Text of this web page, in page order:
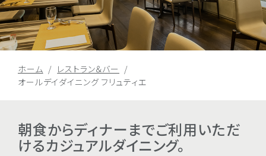
ホーム
レストラン＆バー
オールデイダイニング フリュティエ
朝食からディナーまでご利用いただ
けるカジュアルダイニング。